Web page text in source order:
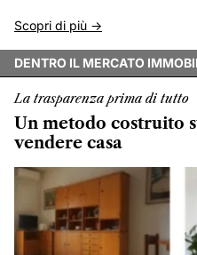
Scopri di più ->
DENTRO IL MERCATO
La trasparenza prima di tutto
Un metodo costruito
vendere casa